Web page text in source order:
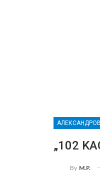
„102
By M.P.